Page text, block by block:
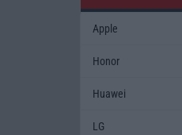
Apple
Honor
Huawei
LG